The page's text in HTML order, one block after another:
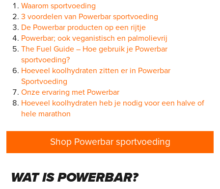
Waarom sportvoeding
3 voordelen van Powerbar sportvoeding
De Powerbar producten op een rijtje
Powerbar; ook veganistisch en palmolievrij
The Fuel Guide – Hoe gebruik je Powerbar
sportvoeding?
Hoeveel koolhydraten zitten er in Powerbar
Sportvoeding
Onze ervaring met Powerbar
Hoeveel koolhydraten heb je nodig voor een halve of
hele marathon
Shop Powerbar sportvoeding
WAT IS POWERBAR?